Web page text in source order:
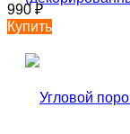
990 ₽
Купить